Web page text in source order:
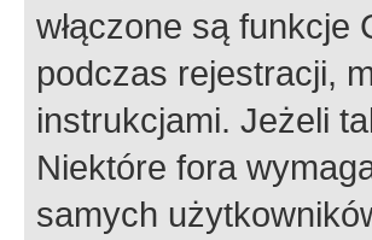
włączone są funkcje
podczas rejestracji,
instrukcjami. Jeżeli
Niektóre fora
samych